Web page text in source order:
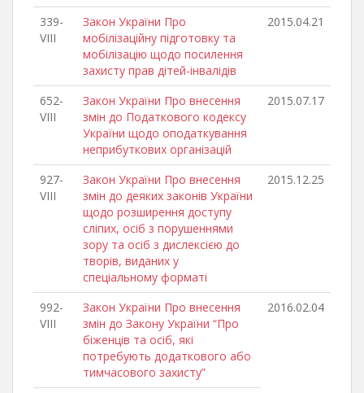
339-
VIII
Закон України Про
мобілізаційну підготовку та
мобілізацію щодо посилення
захисту прав дітей-інвалідів
2015.04.21
652-
VIII
Закон України Про внесення
змін до Податкового кодексу
України щодо оподаткування
неприбуткових організацій
2015.07.17
927-
VІІІ
Закон України Про внесення
змін до деяких законів України
щодо розширення доступу
сліпих, осіб з порушеннями
зору та осіб з дислексією до
творів, виданих у
спеціальному форматі
2015.12.25
992-
VIII
Закон України Про внесення
змін до Закону України “Про
біженців та осіб, які
потребують додаткового або
тимчасового захисту”
2016.02.04